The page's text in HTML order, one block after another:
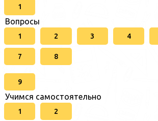
1
Вопросы
1 2 3 4
7 8
9
Учимся самостоятельно
1 2